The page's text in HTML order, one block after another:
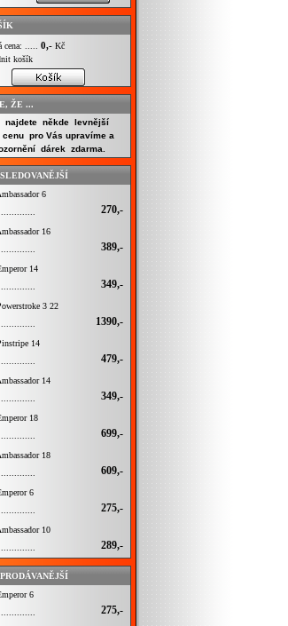
cena: ..... 0,- Kč
košík
ŽE ...
najdete někde levnější
cenu pro Vás upravíme a
dárek zdarma.
6
270,-
16
389,-
14
349,-
3 22
1390,-
14
479,-
14
349,-
18
699,-
18
609,-
6
275,-
10
289,-
6
275,-